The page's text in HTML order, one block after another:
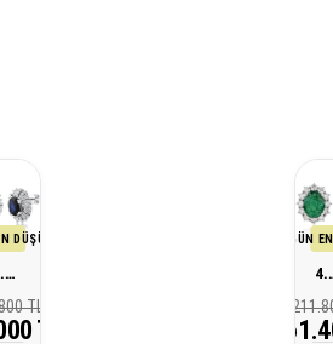
DÜŞÜK FİYATI
4.30 Karat Pırlanta Safir Küpe
TL
TL
SON 30 GÜN
4.63